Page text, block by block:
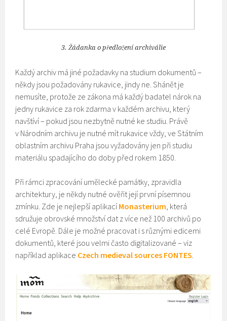
3. Žádanka o předložení archiválie
Každý archiv má jiné požadavky na studium dokumentů –
někdy jsou požadovány rukavice, jindy ne. Shánět je
nemusíte, protože ze zákona má každý badatel nárok na
jedny rukavice za rok zdarma v každém archivu, který
navštíví – pokud jsou nezbytně nutné ke studiu. Právě
v Národním archivu je nutné mít rukavice vždy, ve Státním
oblastním archivu Praha jsou vyžadovány jen při studiu
materiálu spadajícího do doby před rokem 1850.
Při rámci zpracování umělecké památky, zpravidla
architektury, je někdy nutné ověřit její první písemnou
zmínku. Zde je nejlepší aplikací Monasterium, která
sdružuje obrovské množství dat z více než 100 archivů po
celé Evropě. Dále je možné pracovat i s různými edicemi
dokumentů, které jsou velmi často digitalizované – viz
například aplikace Czech medieval sources FONTES.